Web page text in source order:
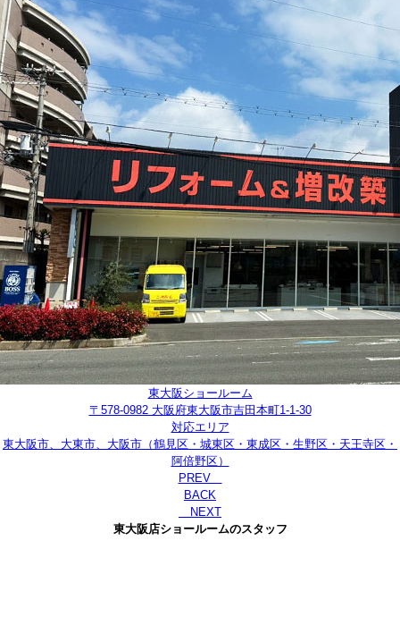
東大阪ショールーム
〒578-0982 大阪府東大阪市吉田本町1-1-30
対応エリア
東大阪市、大東市、大阪市（鶴見区・城東区・東成区・生野区・天王寺区・
阿倍野区）
PREV
BACK
NEXT
東大阪店ショールームのスタッフ